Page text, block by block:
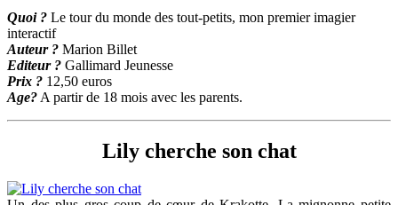
Quoi ? Le tour du monde des tout-petits, mon premier imagier
interactif
Auteur ? Marion Billet
Editeur ? Gallimard Jeunesse
Prix ? 12,50 euros
Age? A partir de 18 mois avec les parents.
Lily cherche son chat